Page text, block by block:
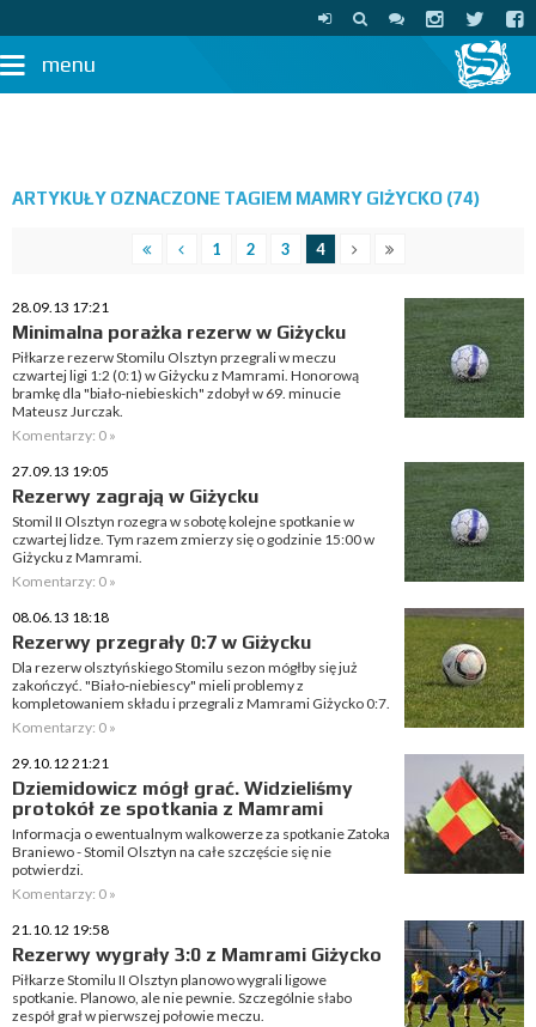
menu
ARTYKUŁY OZNACZONE TAGIEM MAMRY GIŻYCKO (74)
1 2 3 4
28.09.13 17:21
Minimalna porażka rezerw w Giżycku
Piłkarze rezerw Stomilu Olsztyn przegrali w meczu
czwartej ligi 1:2 (0:1) w Giżycku z Mamrami. Honorową
bramkę dla "biało-niebieskich" zdobył w 69. minucie
Mateusz Jurczak.
Komentarzy: 0 »
27.09.13 19:05
Rezerwy zagrają w Giżycku
Stomil II Olsztyn rozegra w sobotę kolejne spotkanie w
czwartej lidze. Tym razem zmierzy się o godzinie 15:00 w
Giżycku z Mamrami.
Komentarzy: 0 »
08.06.13 18:18
Rezerwy przegrały 0:7 w Giżycku
Dla rezerw olsztyńskiego Stomilu sezon mógłby się już
zakończyć. "Biało-niebiescy" mieli problemy z
kompletowaniem składu i przegrali z Mamrami Giżycko 0:7.
Komentarzy: 0 »
29.10.12 21:21
Dziemidowicz mógł grać. Widzieliśmy
protokół ze spotkania z Mamrami
Informacja o ewentualnym walkowerze za spotkanie Zatoka
Braniewo - Stomil Olsztyn na całe szczęście się nie
potwierdzi.
Komentarzy: 0 »
21.10.12 19:58
Rezerwy wygrały 3:0 z Mamrami Giżycko
Piłkarze Stomilu II Olsztyn planowo wygrali ligowe
spotkanie. Planowo, ale nie pewnie. Szczególnie słabo
zespół grał w pierwszej połowie meczu.